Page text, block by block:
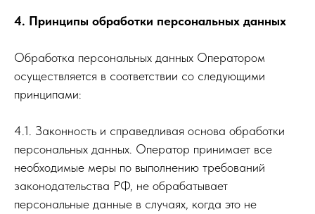
4. Принципы обработки персональных данных
Обработка персональных данных Оператором
осуществляется в соответствии со следующими
принципами:
4.1. Законность и справедливая основа обработки
персональных данных. Оператор принимает все
необходимые меры по выполнению требований
законодательства РФ, не обрабатывает
персональные данные в случаях, когда это не